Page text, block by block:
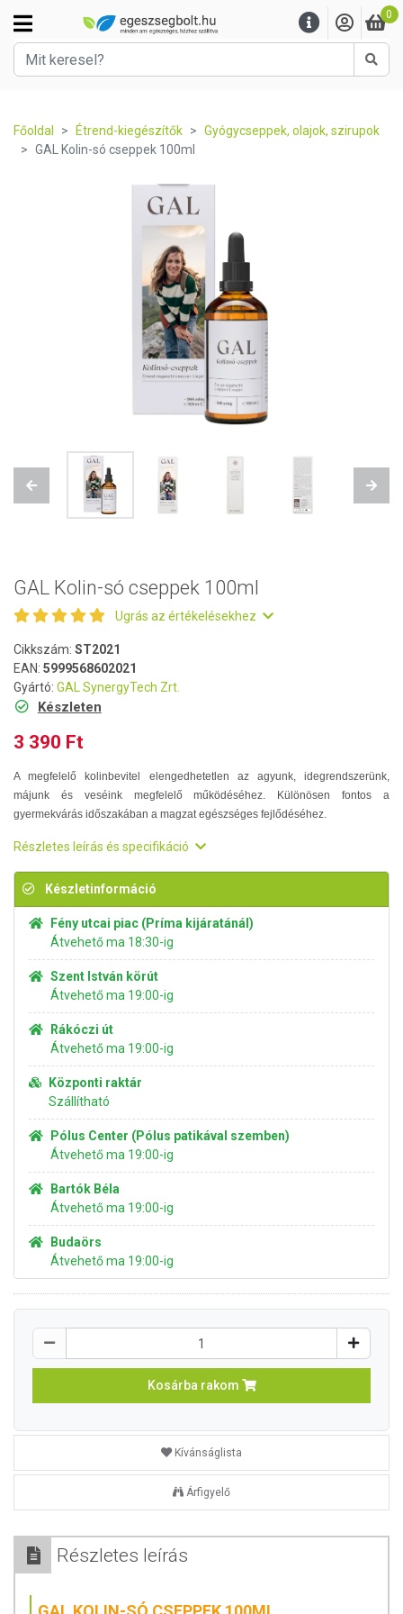
0
Főoldal Étrend-kiegészítők
Gyógycseppek, olajok, szirupok
GAL Kolin-só cseppek 100ml
Previous Next
GAL Kolin-só cseppek 100ml
Ugrás az értékelésekhez
Cikkszám: ST2021
EAN: 5999568602021
Gyártó: GAL SynergyTech Zrt.
Készleten
3 390 Ft
A megfelelő kolinbevitel elengedhetetlen az agyunk, idegrendszerünk,
májunk és veséink megfelelő működéséhez. Különösen fontos a
gyermekvárás időszakában a magzat egészséges fejlődéséhez.
Részletes leírás és specifikáció
Készletinformáció
Fény utcai piac (Príma kijáratánál)
Átvehető ma 18:30-ig
Szent István körút
Átvehető ma 19:00-ig
Rákóczi út
Átvehető ma 19:00-ig
Központi raktár
Szállítható
Pólus Center (Pólus patikával szemben)
Átvehető ma 19:00-ig
Bartók Béla
Átvehető ma 19:00-ig
Budaörs
Átvehető ma 19:00-ig
Kosárba rakom
Kívánságlista
Árfigyelő
Részletes leírás